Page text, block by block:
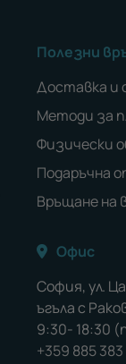
Полезни
Доставка и
Методи за
Физически
Подаръчна
Връщане на
Офис
София, ул.
ъгъла с
9:30- 18:30
+359 885 383